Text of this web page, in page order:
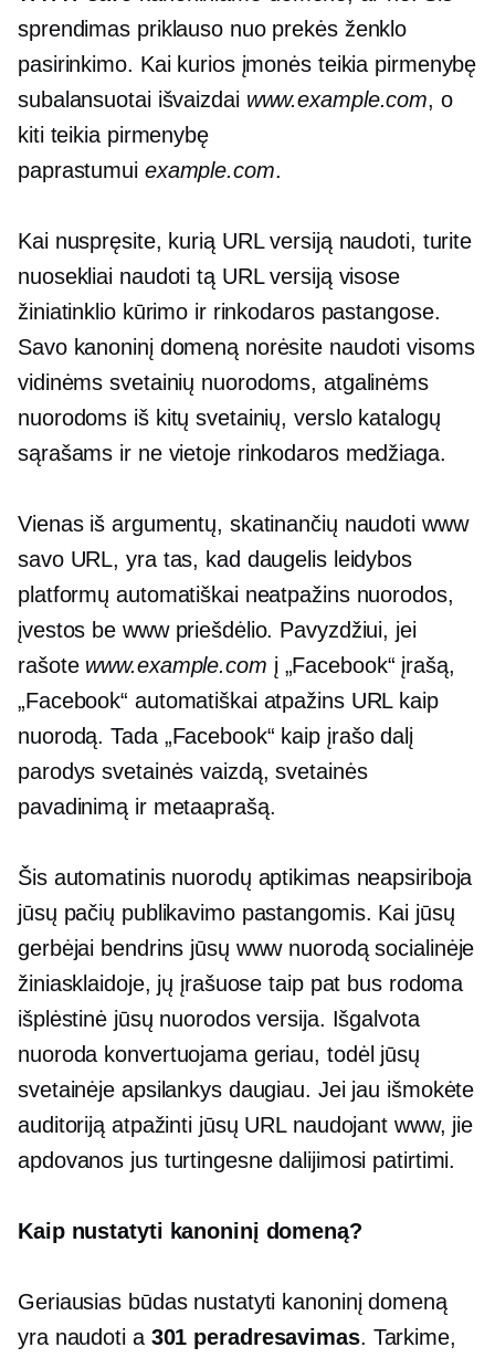
sprendimas priklauso nuo prekės ženklo
pasirinkimo. Kai kurios įmonės teikia pirmenybę
subalansuotai išvaizdai www.example.com, o
kiti teikia pirmenybę
paprastumui example.com.
Kai nuspręsite, kurią URL versiją naudoti, turite
nuosekliai naudoti tą URL versiją visose
žiniatinklio kūrimo ir rinkodaros pastangose.
Savo kanoninį domeną norėsite naudoti visoms
vidinėms svetainių nuorodoms, atgalinėms
nuorodoms iš kitų svetainių, verslo katalogų
sąrašams ir ne vietojerinkodaros medžiaga.
Vienas iš argumentų, skatinančių naudoti www
savo URL, yra tas, kad daugelis leidybos
platformų automatiškai neatpažins nuorodos,
įvestos be www priešdėlio. Pavyzdžiui, jei
rašote www.example.com į „Facebook“ įrašą,
„Facebook“ automatiškai atpažins URL kaip
nuorodą. Tada „Facebook“ kaip įrašo dalį
parodys svetainės vaizdą, svetainės
pavadinimą ir metaaprašą.
Šis automatinis nuorodų aptikimas neapsiriboja
jūsų pačių publikavimo pastangomis. Kai jūsų
gerbėjai bendrins jūsų www nuorodą socialinėje
žiniasklaidoje, jų įrašuose taip pat bus rodoma
išplėstinė jūsų nuorodos versija. Išgalvota
nuoroda konvertuojama geriau, todėl jūsų
svetainėje apsilankys daugiau. Jei jau išmokėte
auditoriją atpažinti jūsų URL naudojant www, jie
apdovanos jus turtingesne dalijimosi patirtimi.
Kaip nustatyti kanoninį domeną?
Geriausias būdas nustatyti kanoninį domeną
yra naudoti a 301 peradresavimas. Tarkime,